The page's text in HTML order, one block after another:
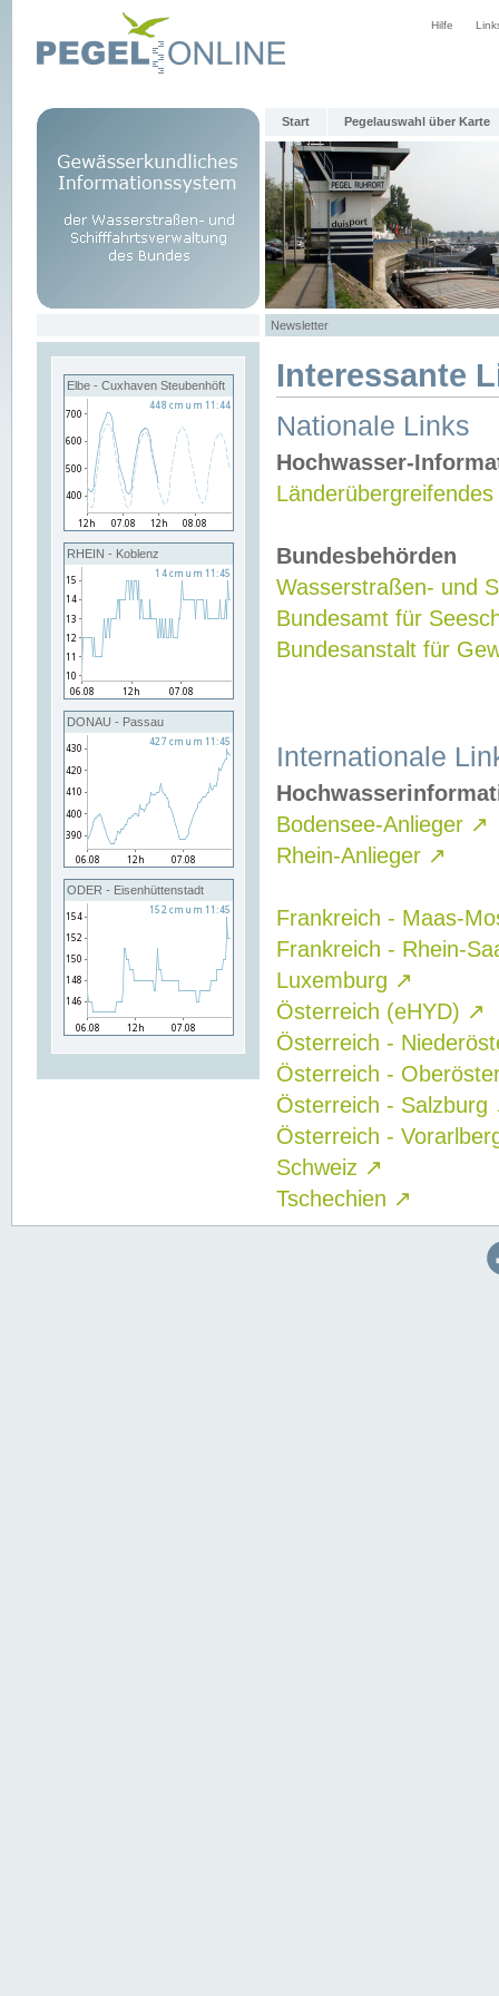
Hilfe
Start Pegelauswahl über Karte
Newsletter
Elbe - Cuxhaven Steubenhöft
RHEIN - Koblenz
DONAU - Passau
ODER - Eisenhüttenstadt
Interessante
Nationale Links
Hochwasser-
Bundesbehörden
Wasserstraßen- und
Bundesamt für
Bundesanstalt für
Internationale
Bodensee-Anlieger ↗
Rhein-Anlieger ↗
Frankreich - Maas-
Frankreich - Rhein-
Luxemburg ↗
Österreich (eHYD) ↗
Österreich -
Österreich -
Österreich - Salzburg
Österreich -
Schweiz ↗
Tschechien ↗